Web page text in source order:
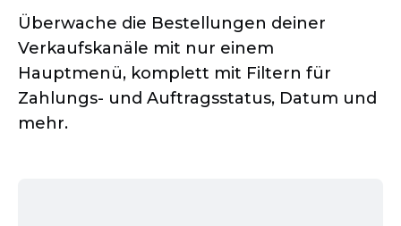
Überwache die Bestellungen deiner
Verkaufskanäle mit nur einem
Hauptmenü, komplett mit Filtern für
Zahlungs- und Auftragsstatus, Datum und
mehr.